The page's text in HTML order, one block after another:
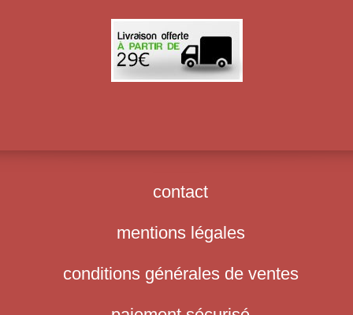
contact
mentions légales
conditions générales de ventes